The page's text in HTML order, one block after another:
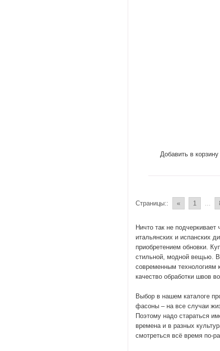
Добавить в корзину
Страницы:: « 1 ...
Ничто так не
итальянских и испанских
приобретением обновки.
стильной, модной вещью.
современным технологиям
качество обработки швов
Выбор в нашем каталоге
фасоны – на все случаи
Поэтому надо стараться
времена и в разных
смотреться всё время по-